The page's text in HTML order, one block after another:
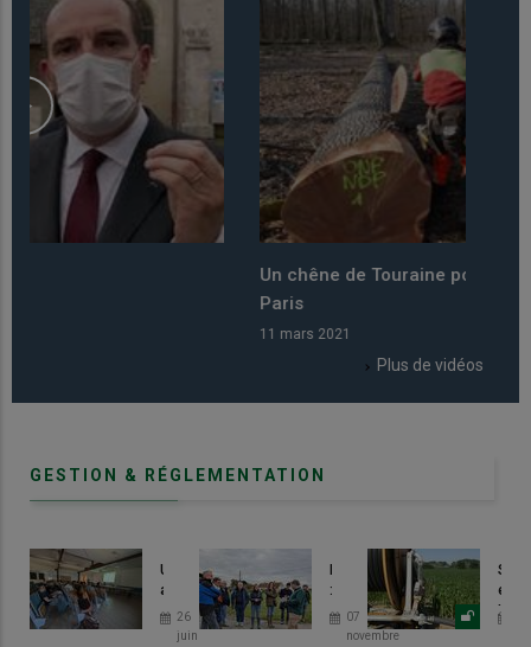
Un chêne de Touraine pour Notre Dame de
Plus de vidéos
GESTION & RÉGLEMENTATION
Une
activité
soutenue
face
26
juin
:
un
projet
07
novembre
en